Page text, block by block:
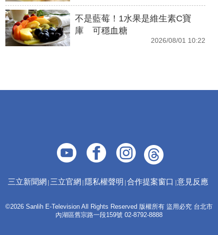
不是藍莓！1水果是維生素C寶
庫 可穩血糖
2026/08/01 10:22
三立新聞網 三立官網 隱私權聲明 合作提案窗口 意見反應
©2026 Sanlih E-Television All Rights Reserved 版權所有 盜用必究 台北市
內湖區舊宗路一段159號 02-8792-8888